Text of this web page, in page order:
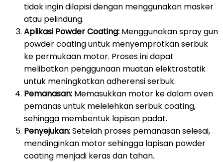
tidak ingin dilapisi dengan menggunakan masker
atau pelindung.
Aplikasi Powder Coating: Menggunakan spray gun
powder coating untuk menyemprotkan serbuk
ke permukaan motor. Proses ini dapat
melibatkan penggunaan muatan elektrostatik
untuk meningkatkan adherensi serbuk.
Pemanasan: Memasukkan motor ke dalam oven
pemanas untuk melelehkan serbuk coating,
sehingga membentuk lapisan padat.
Penyejukan:Setelah proses pemanasan selesai,
mendinginkan motor sehingga lapisan powder
coating menjadi keras dan tahan.